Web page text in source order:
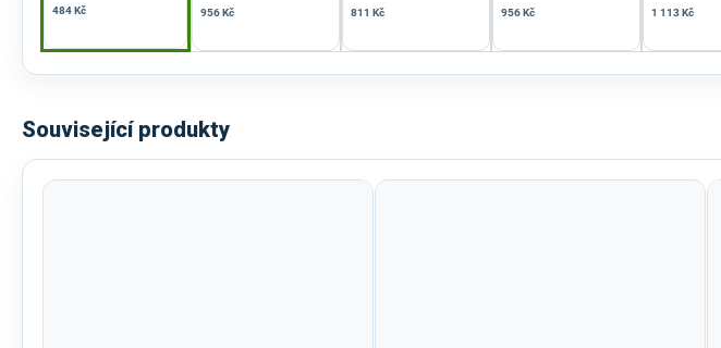
484 Kč 956 Kč 811 Kč 956 Kč 1 113 Kč
Související produkty